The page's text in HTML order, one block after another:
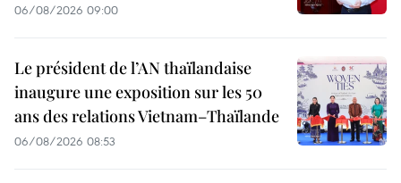
06/08/2026 09:00
Le président de l’AN thaïlandaise
inaugure une exposition sur les 50
ans des relations Vietnam–Thaïlande
06/08/2026 08:53